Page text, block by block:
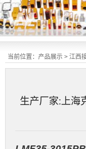
当前位置： 产品展示 > 江西
生产厂家:上海